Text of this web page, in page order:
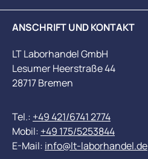
ANSCHRIFT UND KONTAKT
LT Laborhandel GmbH
Lesumer Heerstraße 44
28717 Bremen
Tel.: +49 421/6741 2774
Mobil: +49 175/5253844
E-Mail: info@lt-laborhandel.de